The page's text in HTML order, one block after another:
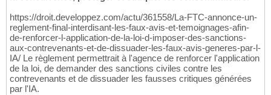
https://droit.developpez.com/actu/361558/La-FTC-annonce-un-
reglement-final-interdisant-les-faux-avis-et-temoignages-afin-
de-renforcer-l-application-de-la-loi-d-imposer-des-sanctions-
aux-contrevenants-et-de-dissuader-les-faux-avis-generes-par-l-
IA/ Le règlement permettrait à l'agence de renforcer l'application
de la loi, de demander des sanctions civiles contre les
contrevenants et de dissuader les fausses critiques générées
par l'IA.